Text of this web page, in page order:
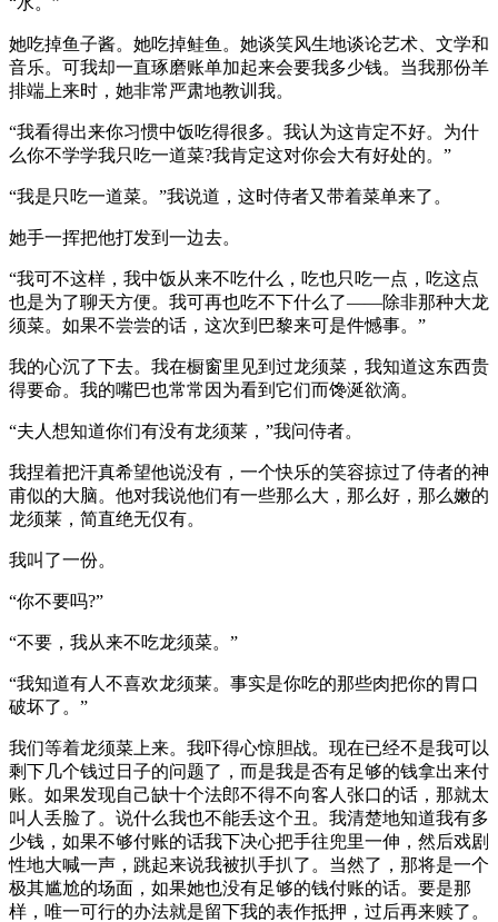
她吃掉鱼子酱。她吃掉鲑鱼。她谈笑风生地谈论艺术、文学和
音乐。可我却一直琢磨账单加起来会要我多少钱。当我那份羊
排端上来时，她非常严肃地教训我。
“我看得出来你习惯中饭吃得很多。我认为这肯定不好。为什
么你不学学我只吃一道菜?我肯定这对你会大有好处的。”
“我是只吃一道菜。”我说道，这时侍者又带着菜单来了。
她手一挥把他打发到一边去。
“我可不这样，我中饭从来不吃什么，吃也只吃一点，吃这点
也是为了聊天方便。我可再也吃不下什么了——除非那种大龙
须菜。如果不尝尝的话，这次到巴黎来可是件憾事。”
我的心沉了下去。我在橱窗里见到过龙须菜，我知道这东西贵
得要命。我的嘴巴也常常因为看到它们而馋涎欲滴。
“夫人想知道你们有没有龙须莱，”我问侍者。
我捏着把汗真希望他说没有，一个快乐的笑容掠过了侍者的神
甫似的大脑。他对我说他们有一些那么大，那么好，那么嫩的
龙须莱，简直绝无仅有。
我叫了一份。
“你不要吗?”
“不要，我从来不吃龙须菜。”
“我知道有人不喜欢龙须莱。事实是你吃的那些肉把你的胃口
破坏了。”
我们等着龙须菜上来。我吓得心惊胆战。现在已经不是我可以
剩下几个钱过日子的问题了，而是我是否有足够的钱拿出来付
账。如果发现自己缺十个法郎不得不向客人张口的话，那就太
叫人丢脸了。说什么我也不能丢这个丑。我清楚地知道我有多
少钱，如果不够付账的话我下决心把手往兜里一伸，然后戏剧
性地大喊一声，跳起来说我被扒手扒了。当然了，那将是一个
极其尴尬的场面，如果她也没有足够的钱付账的话。要是那
样，唯一可行的办法就是留下我的表作抵押，过后再来赎了。